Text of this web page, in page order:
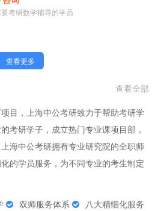
要考研数学辅导的学员
查看更多
查看全部
目，上海中公考研致力于帮助考研学
考研学子，成立热门专业课项目部，
海中公考研拥有专业研究院的全职师
的学员服务，为不同专业的考生制定
双师服务体系
八大精细化服务